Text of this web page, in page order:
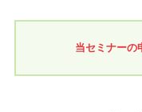
当セミナーの